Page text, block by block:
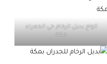
الواح بديل الرخام حي الحمراء
مكة